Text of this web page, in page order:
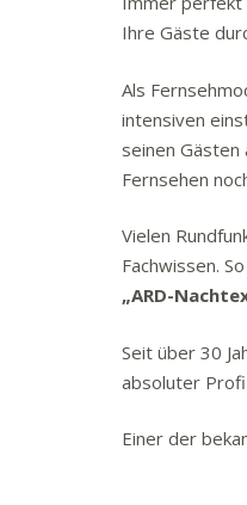
Ihre Gäste
Als
intensiven
seinen
Fernsehen
Vielen
Fachwissen.
„ARD-
Seit über 30
absoluter
Einer der